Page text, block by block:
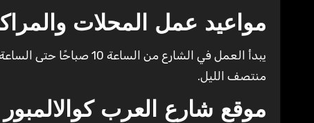
مواعيد عمل المحلات
منتصف الليل.
موقع شارع العرب كوالالمبور